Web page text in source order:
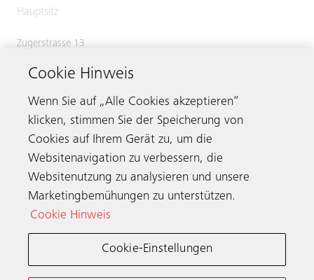
Hauptsitz
Zugerstrasse 13
Switzerland
Phone:+41 41 445 31 31
Kontaktieren
Schindler weltweit
Cookie Hinweis
Wenn Sie auf „Alle Cookies akzeptieren“
klicken, stimmen Sie der Speicherung von
Cookies auf Ihrem Gerät zu, um die
Websitenavigation zu verbessern, die
Websitenutzung zu analysieren und unsere
Marketingbemühungen zu unterstützen.
Cookie Hinweis
Cookie-Einstellungen